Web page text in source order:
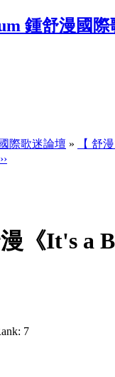
際歌迷論壇 » 【 舒
《It's a